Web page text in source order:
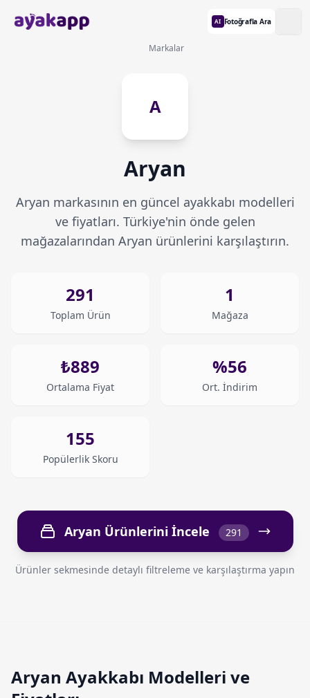
AI Fotoğrafla Ara
Markalar
A
Aryan
Aryan markasının en güncel ayakkabı modelleri
ve fiyatları. Türkiye'nin önde gelen
mağazalarından Aryan ürünlerini karşılaştırın.
291
Toplam Ürün
1
Mağaza
₺889
Ortalama Fiyat
%56
Ort. İndirim
155
Popülerlik Skoru
Aryan Ürünlerini İncele 291
Ürünler sekmesinde detaylı filtreleme ve karşılaştırma yapın
Aryan Ayakkabı Modelleri ve